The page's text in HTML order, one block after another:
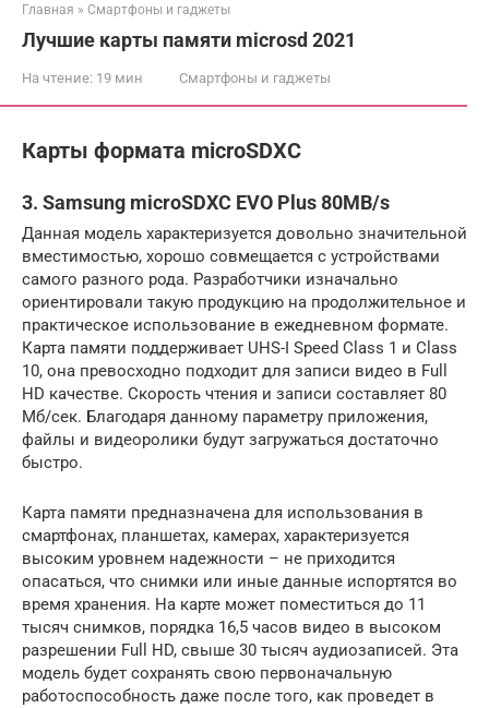
Главная » Смартфоны и гаджеты
Лучшие карты памяти microsd 2021
На чтение: 19 мин Смартфоны и гаджеты
Карты формата microSDXC
3. Samsung microSDXC EVO Plus 80MB/s
Данная модель характеризуется довольно значительной
вместимостью, хорошо совмещается с устройствами
самого разного рода. Разработчики изначально
ориентировали такую продукцию на продолжительное и
практическое использование в ежедневном формате.
Карта памяти поддерживает UHS-I Speed Class 1 и Class
10, она превосходно подходит для записи видео в Full
HD качестве. Скорость чтения и записи составляет 80
Мб/сек. Благодаря данному параметру приложения,
файлы и видеоролики будут загружаться достаточно
быстро.
Карта памяти предназначена для использования в
смартфонах, планшетах, камерах, характеризуется
высоким уровнем надежности – не приходится
опасаться, что снимки или иные данные испортятся во
время хранения. На карте может поместиться до 11
тысяч снимков, порядка 16,5 часов видео в высоком
разрешении Full HD, свыше 30 тысяч аудиозаписей. Эта
модель будет сохранять свою первоначальную
работоспособность даже после того, как проведет в